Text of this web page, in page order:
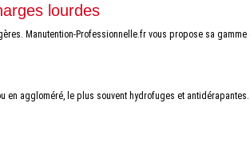
lourdes
Manutention-Professionnelle.fr vous propose sa gamme
aggloméré, le plus souvent hydrofuges et